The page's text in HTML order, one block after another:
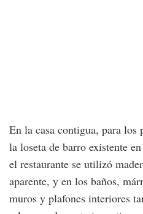
En la casa contigua, para los
la loseta de barro existente
el restaurante se utilizó
aparente, y en los baños,
muros y plafones interiores